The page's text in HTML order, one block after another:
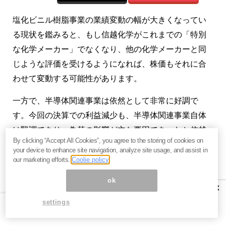
塩化ビニル樹脂事業の業績変動の幅が大きくなってい
る現状を鑑みると、もし信越化学がこれまでの「特別
な化学メーカー」でなくなり、他の化学メーカーと同
じような評価を受けるようになれば、株価もそれに合
わせて変動する可能性があります。
一方で、半導体関連事業は依然として非常に好調で
す。今回の決算での利益減少も、半導体関連事業自体
は堅調であり、為替の影響が主な要因であったと信越
化学も明言しています。半導体市場は拡大が続くと見
込まれるため、この事業が信越化学の評価を支える要
×
By clicking “Accept All Cookies”, you agree to the storing of cookies on
your device to enhance site navigation, analyze site usage, and assist in
our marketing efforts.Coolie policy
ok
settings